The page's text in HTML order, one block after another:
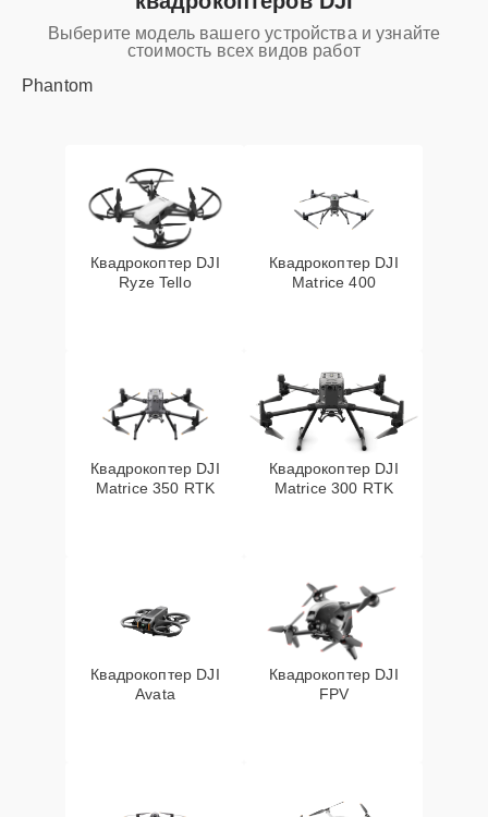
Выберите модель вашего устройства и узнайте
стоимость всех видов работ
Phantom
Квадрокоптер DJI
Ryze Tello
Квадрокоптер DJI
Matrice 400
Квадрокоптер DJI
Matrice 350 RTK
Квадрокоптер DJI
Matrice 300 RTK
Квадрокоптер DJI
Avata
Квадрокоптер DJI
FPV